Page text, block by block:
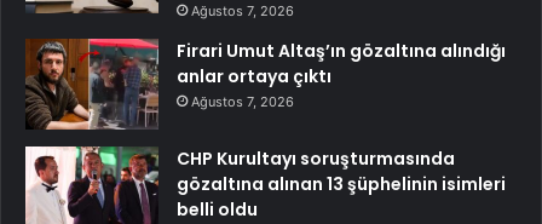
Ağustos 7, 2026
Firari Umut Altaş’ın gözaltına alındığı
anlar ortaya çıktı
Ağustos 7, 2026
CHP Kurultayı soruşturmasında
gözaltına alınan 13 şüphelinin isimleri
belli oldu